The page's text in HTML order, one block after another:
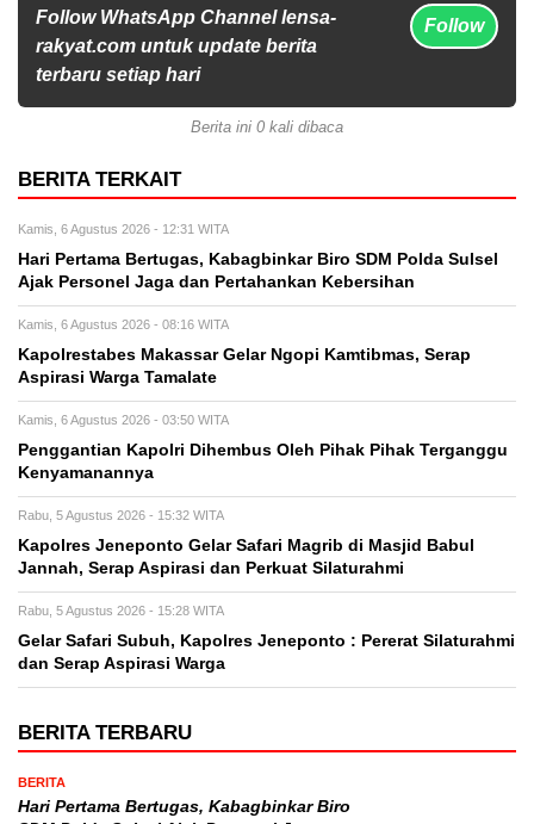
Follow WhatsApp Channel lensa-
rakyat.com untuk update berita
terbaru setiap hari
Follow
Berita ini 0 kali dibaca
BERITA TERKAIT
Kamis, 6 Agustus 2026 - 12:31 WITA
Hari Pertama Bertugas, Kabagbinkar Biro SDM Polda Sulsel
Ajak Personel Jaga dan Pertahankan Kebersihan
Kamis, 6 Agustus 2026 - 08:16 WITA
Kapolrestabes Makassar Gelar Ngopi Kamtibmas, Serap
Aspirasi Warga Tamalate
Kamis, 6 Agustus 2026 - 03:50 WITA
Penggantian Kapolri Dihembus Oleh Pihak Pihak Terganggu
Kenyamanannya
Rabu, 5 Agustus 2026 - 15:32 WITA
Kapolres Jeneponto Gelar Safari Magrib di Masjid Babul
Jannah, Serap Aspirasi dan Perkuat Silaturahmi
Rabu, 5 Agustus 2026 - 15:28 WITA
Gelar Safari Subuh, Kapolres Jeneponto : Pererat Silaturahmi
dan Serap Aspirasi Warga
BERITA TERBARU
BERITA
Hari Pertama Bertugas, Kabagbinkar Biro